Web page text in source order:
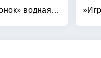
»Бельчонок» водная книжка-раскраска